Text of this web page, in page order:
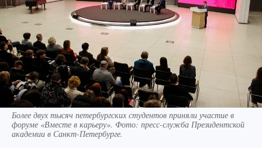
Более двух тысяч петербургских студентов приняли участие в
форуме «Вместе в карьеру». Фото: пресс-служба Президентской
академии в Санкт-Петербурге.